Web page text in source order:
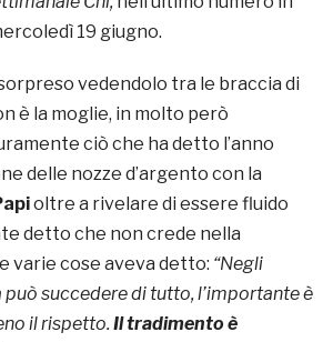
19 giugno.
vedendolo tra le braccia di
è la moglie, in molto però
ciò che ha detto l’anno
delle nozze d’argento con la
oltre a rivelare di essere fluido
detto che non crede nella
varie cose aveva detto: “Negli
succedere di tutto, l’importante è
il rispetto. Il tradimento è